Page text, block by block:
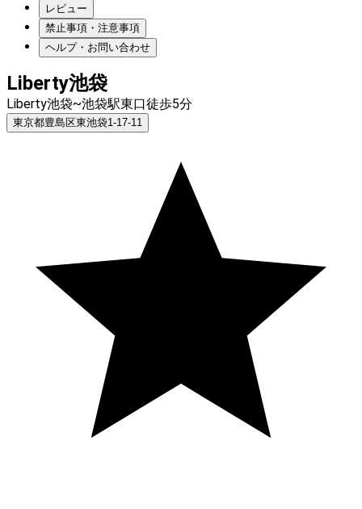
レビュー
禁止事項・注意事項
ヘルプ・お問い合わせ
Liberty池袋
Liberty池袋~池袋駅東口徒歩5分
東京都豊島区東池袋1-17-11